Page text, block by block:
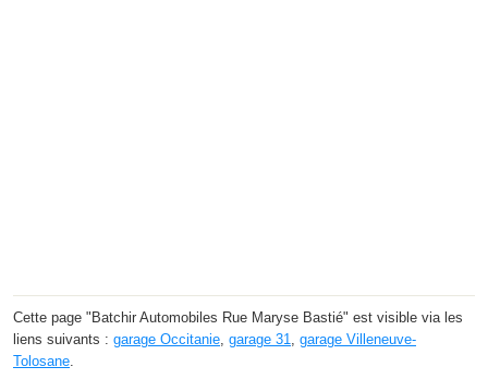
Cette page "Batchir Automobiles Rue Maryse Bastié" est visible via les
liens suivants : garage Occitanie garage 31
garage Villeneuve-
Tolosane